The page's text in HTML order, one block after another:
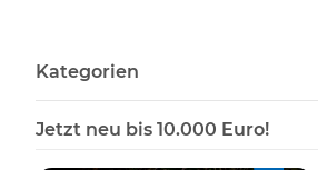
Kategorien
Jetzt neu bis 10.000 Euro!